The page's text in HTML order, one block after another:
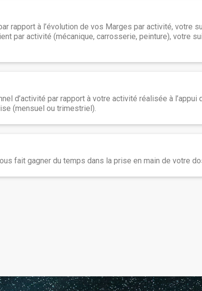
rapport à l’évolution de vos Marges par activité, votre
par activité (mécanique, carrosserie, peinture), votre
d’activité par rapport à votre activité réalisée à l’appui
(mensuel ou trimestriel).
fait gagner du temps dans la prise en main de votre